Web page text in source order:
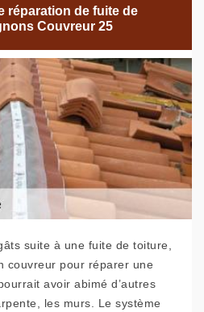
réparation de fuite de
Couvreur 25
suite à une fuite de toiture,
couvreur pour réparer une
avoir abimé d’autres
les murs. Le système